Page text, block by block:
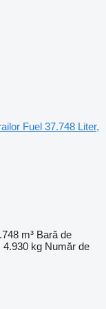
Fuel 37.748 Liter,
m³ Bară de
4.930 kg Număr de